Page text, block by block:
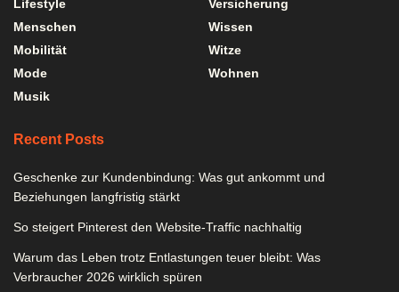
Lifestyle
Menschen
Mobilität
Mode
Musik
Versicherung
Wissen
Witze
Wohnen
Recent Posts
Geschenke zur Kundenbindung: Was gut ankommt und
Beziehungen langfristig stärkt
So steigert Pinterest den Website-Traffic nachhaltig
Warum das Leben trotz Entlastungen teuer bleibt: Was
Verbraucher 2026 wirklich spüren